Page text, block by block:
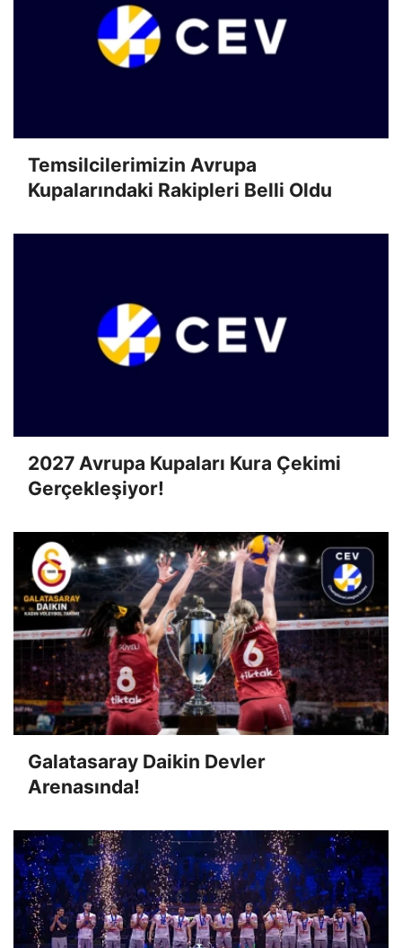
Temsilcilerimizin Avrupa
Kupalarındaki Rakipleri Belli Oldu
2027 Avrupa Kupaları Kura Çekimi
Gerçekleşiyor!
Galatasaray Daikin Devler
Arenasında!